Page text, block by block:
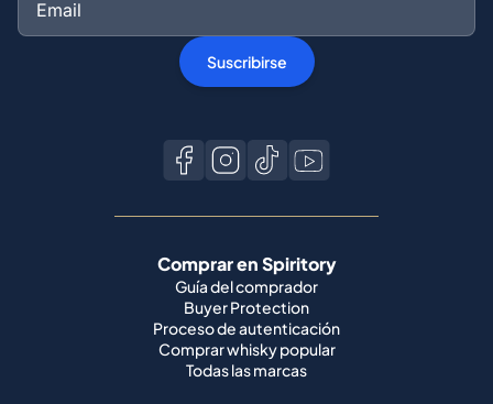
Suscribirse
Comprar en Spiritory
Guía del comprador
Buyer Protection
Proceso de autenticación
Comprar whisky popular
Todas las marcas